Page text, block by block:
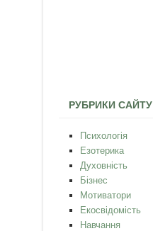
РУБРИКИ САЙТУ
Психологія
Езотерика
Духовність
Бізнес
Мотиватори
Екосвідомість
Навчання